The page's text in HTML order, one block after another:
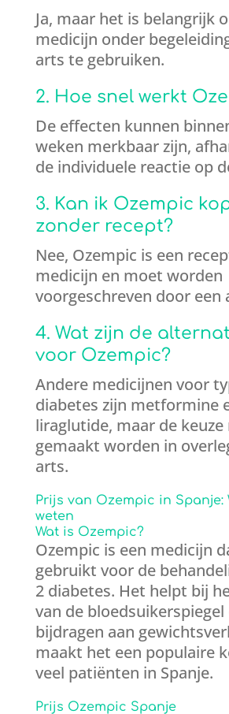
Ja, maar het is belangrijk
medicijn onder
arts te gebruiken.
2. Hoe snel werkt
De effecten kunnen
weken merkbaar zijn,
de individuele reactie op
3. Kan ik Ozempic
zonder recept?
Nee, Ozempic is een
medicijn en moet worden
voorgeschreven door een
4. Wat zijn de
voor Ozempic?
Andere medicijnen voor
diabetes zijn metformine
liraglutide, maar de
gemaakt worden in
arts.
Prijs van Ozempic in Spanje:
weten
Wat is Ozempic?
Ozempic is een medicijn
gebruikt voor de
2 diabetes. Het helpt bij
van de
bijdragen aan
maakt het een populaire
veel patiënten in Spanje.
Prijs Ozempic Spanje